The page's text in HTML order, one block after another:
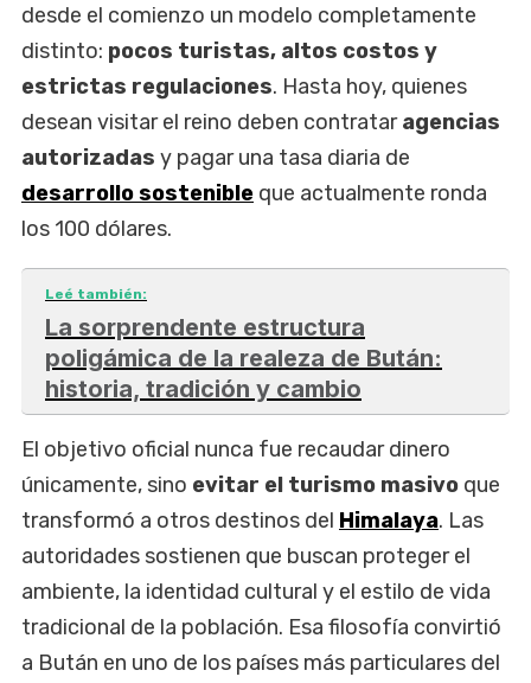
desde el comienzo un modelo completamente
distinto: pocos turistas, altos costos y
estrictas regulaciones. Hasta hoy, quienes
desean visitar el reino deben contrataragencias
autorizadas y pagar una tasa diaria de
desarrollo sostenible que actualmente ronda
los 100 dólares.
Leé también:
La sorprendente estructura
poligámica de la realeza de Bután:
historia, tradición y cambio
El objetivo oficial nunca fue recaudar dinero
únicamente, sino evitar el turismo masivo que
transformó a otros destinos del Himalaya. Las
autoridades sostienen que buscan proteger el
ambiente, la identidad cultural y el estilo de vida
tradicional de la población. Esa filosofía convirtió
a Bután en uno de los países más particulares del